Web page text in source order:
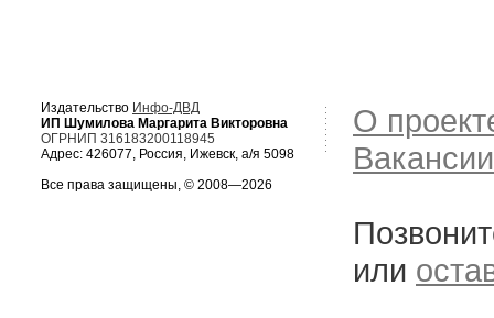
Издательство Инфо-ДВД
ИП Шумилова Маргарита Викторовна
ОГРНИП 316183200118945
Адрес: 426077, Россия, Ижевск, а/я 5098
Все права защищены, © 2008—2026
О
Вакансии
или